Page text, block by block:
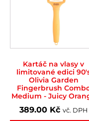
Kartáč na vlasy v
limitované edici
Olivia Garden
Fingerbrush
Medium - Juicy
389.00 Kč vč. DPH